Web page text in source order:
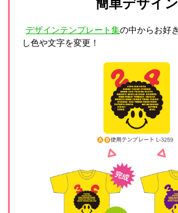
簡単デザイン
デザインテンプレート集の中からお好
し色や文字を変更！